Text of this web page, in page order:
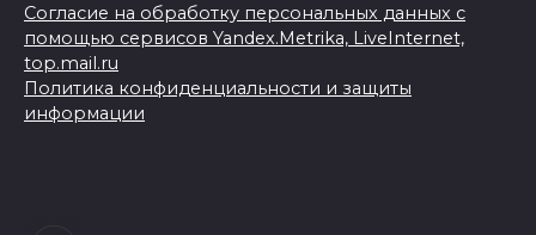
Согласие на обработку персональных данных с
помощью сервисов Yandex.Metrika, LiveInternet,
top.mail.ru
Политика конфиденциальности и защиты
информации